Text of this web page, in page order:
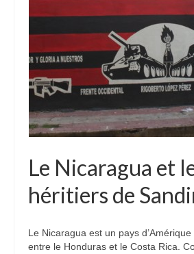
Le Nicaragua et
héritiers de
Le Nicaragua est un pays
entre le Honduras et le Costa Rica.